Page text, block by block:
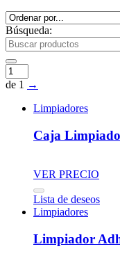
Búsqueda:
de 1 →
Limpiadores
Caja
VER PRECIO
Lista de deseos
Limpiadores
Limpiador